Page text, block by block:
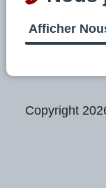
Afficher
Copyright